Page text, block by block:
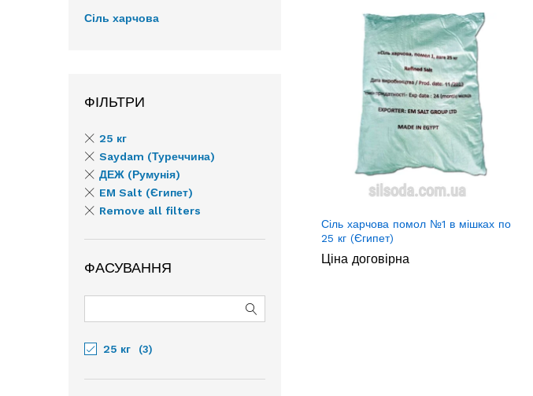
Сіль харчова помол №1 в мішках по
25 кг (Єгипет)
Ціна договірна
Сіль харчова
ФІЛЬТРИ
25 кг
Saydam (Туреччина)
ДЕЖ (Румунія)
EM Salt (Єгипет)
Remove all filters
ФАСУВАННЯ
25 кг (3)